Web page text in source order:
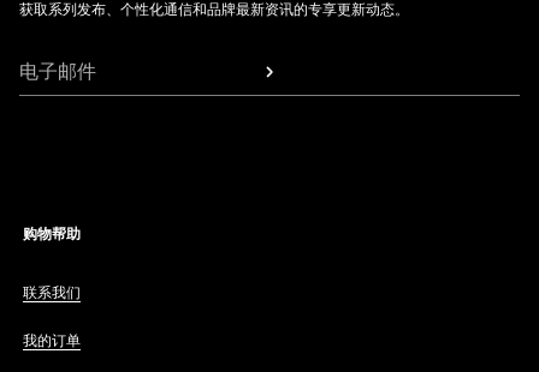
获取系列发布、个性化通信和品牌最新资讯的专享更新动态。
电子邮件
购物帮助
联系我们
我的订单